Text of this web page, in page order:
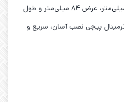
ابعاد سنسور شامل ارتفاع ۴۰ میلی‌متر، عرض ۸۴ میلی‌متر و طول
ترمینال پیچی نصب آسان، سریع و